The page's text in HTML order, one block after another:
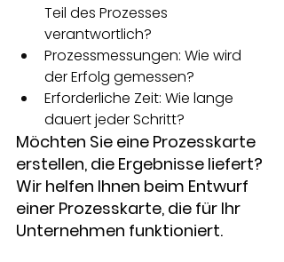
Teil des Prozesses
verantwortlich?
Prozessmessungen: Wie wird
der Erfolg gemessen?
Erforderliche Zeit: Wie lange
dauert jeder Schritt?
Möchten Sie eine Prozesskarte
erstellen, die Ergebnisse liefert?
Wir helfen Ihnen beim Entwurf
einer Prozesskarte, die für Ihr
Unternehmen funktioniert.